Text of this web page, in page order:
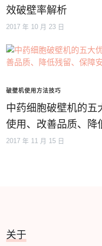
效破壁率解析
2017 年 10 月 23 日
破壁机使用方法技巧
中药细胞破壁机的
使用、改善品质、降
2017 年 11 月 15 日
关于